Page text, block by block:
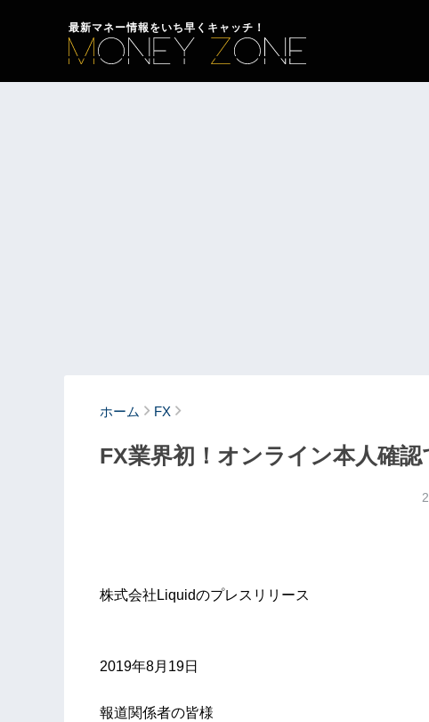
最新マネー情報をいち早くキャッチ！
ホーム FX
FX業界初！オンライン本人確
株式会社Liquidのプレスリリース
2019年8月19日
報道関係者の皆様